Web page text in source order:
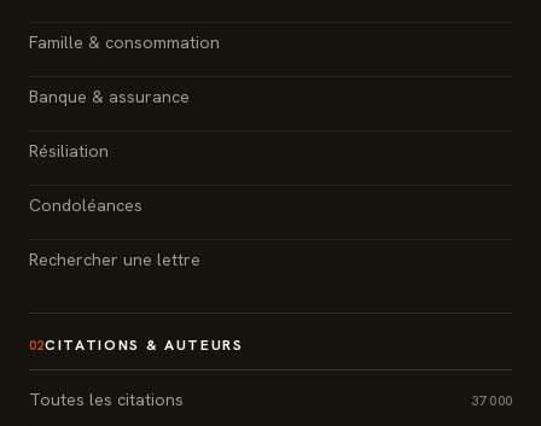
Famille & consommation
Banque & assurance
Résiliation
Condoléances
Rechercher une lettre
02CITATIONS & AUTEURS
Toutes les citations 37 000